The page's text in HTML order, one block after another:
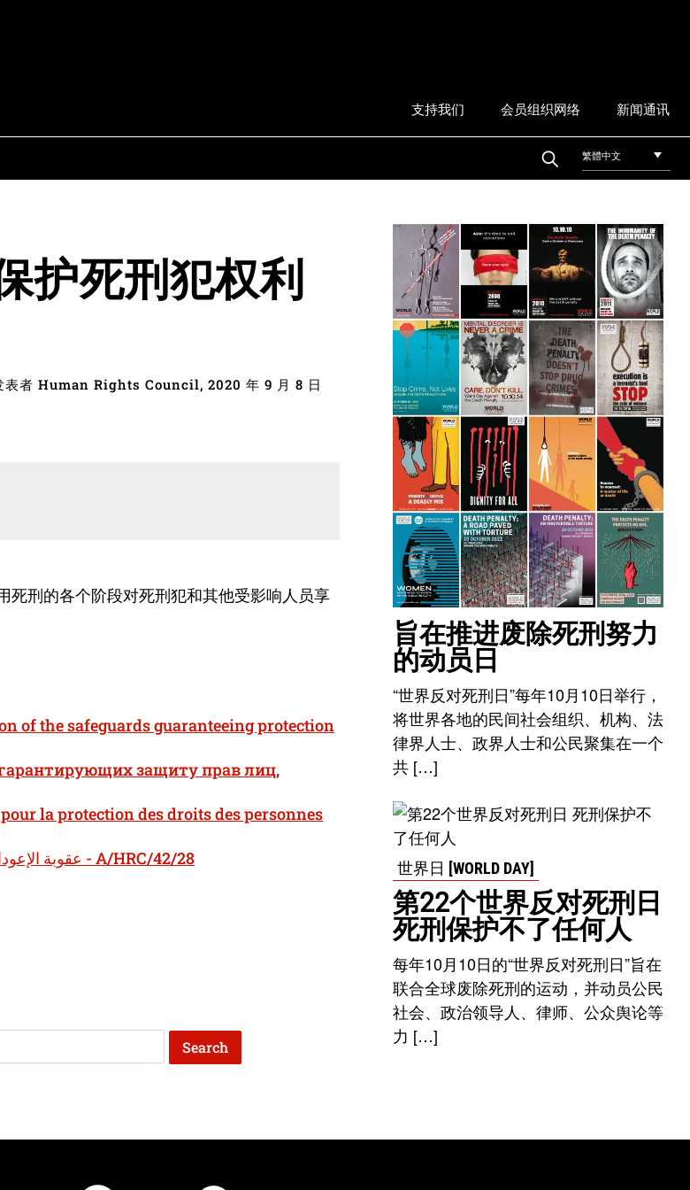
支持我们 会员组织网络 新闻通讯
繁體中文
护死刑犯权利
表者 Human Rights Council, 2020 年 9 月 8 日
死刑的各个阶段对死刑犯和其他受影响人员享
of the safeguards guaranteeing protection
защиту прав лиц,
la protection des droits des personnes
عقوبة الإعوداموتنفيو الضومات الويتكفو حمايوةحقووقالو ي يواجهوونعقوبة الإعدام - A/HRC/42/28
旨在推进废除死刑努力
的动员日
“世界反对死刑日”每年10月10日举行，
将世界各地的民间社会组织、机构、法
律界人士、政界人士和公民聚集在一个
共 […]
世界日 [WORLD DAY]
第22个世界反对死刑日
死刑保护不了任何人
每年10月10日的“世界反对死刑日”旨在
联合全球废除死刑的运动，并动员公民
社会、政治领导人、律师、公众舆论等
力 […]